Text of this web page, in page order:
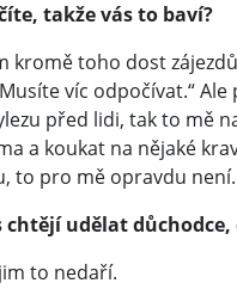
takže vás to baví?
kromě toho dost
víc odpočívat.“
před lidi, tak to mě
a koukat na nějaké
to pro mě opravdu není.
chtějí udělat důchodce,
to nedaří.